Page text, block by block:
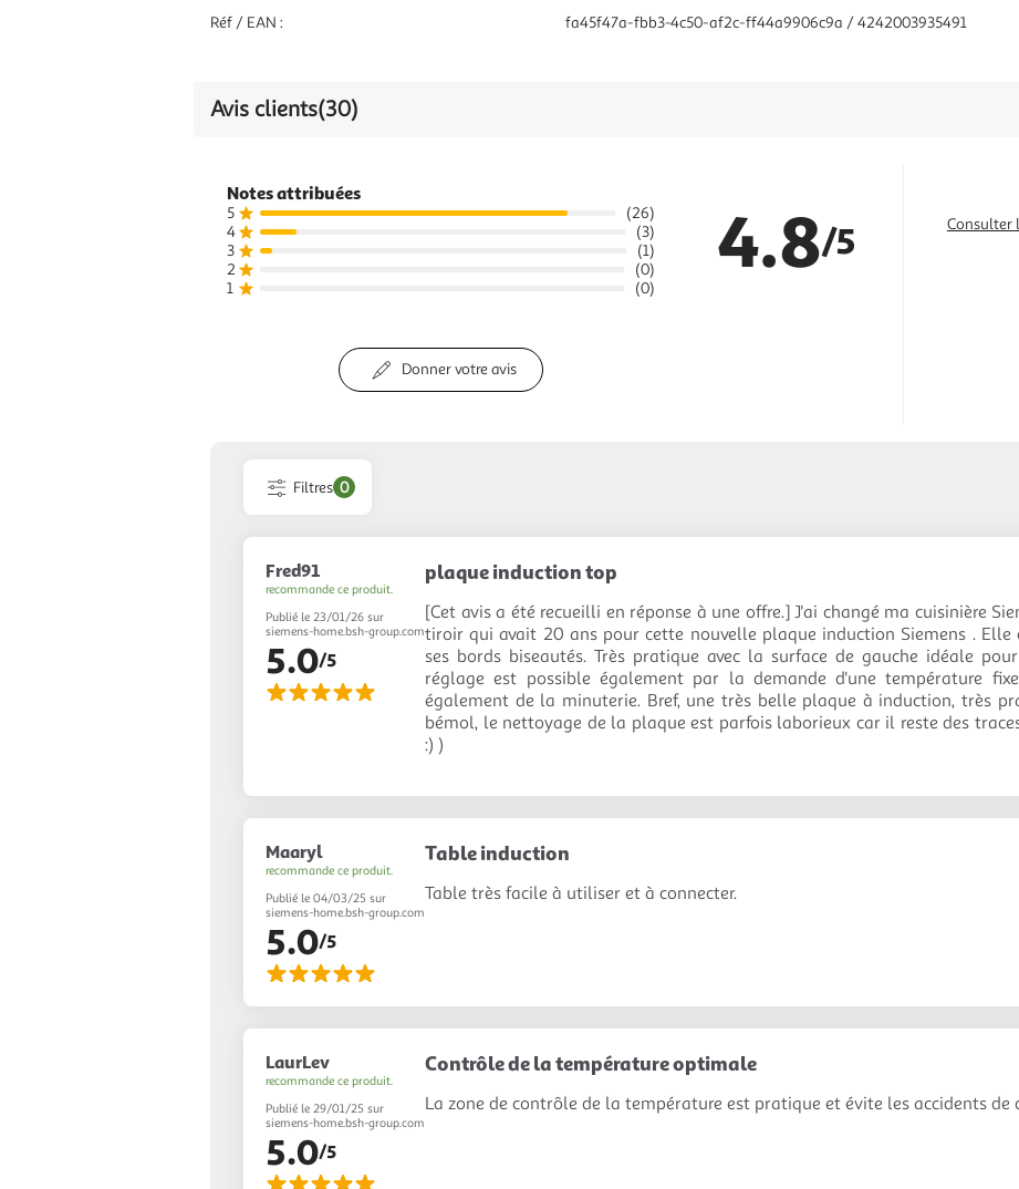
Réf / EAN : fa45f47a-fbb3-4c50-af2c-ff44a9906c9a / 4242003935491
Avis clients(30)
Notes attribuées
5
(26)
4
(3)
3
(1)
2
(0)
1
(0)
4.8/5
Donner votre avis
Consulter
Filtres 0
Fred91
recommande ce produit.
Publié le 23/01/26 sur
siemens-home.bsh-group.com
5.0/5
plaque induction top
[Cet avis a été recueilli en réponse à une offre.] J'ai changé ma cuisinière
tiroir qui avait 20 ans pour cette nouvelle plaque induction Siemens . Elle
ses bords biseautés. Très pratique avec la surface de gauche idéale
réglage est possible également par la demande d'une température
également de la minuterie. Bref, une très belle plaque à induction, très
bémol, le nettoyage de la plaque est parfois laborieux car il reste des
:) )
Maaryl
recommande ce produit.
Publié le 04/03/25 sur
siemens-home.bsh-group.com
5.0/5
Table induction
Table très facile à utiliser et à connecter.
LaurLev
recommande ce produit.
Publié le 29/01/25 sur
siemens-home.bsh-group.com
5.0/5
Contrôle de la température optimale
La zone de contrôle de la température est pratique et évite les accidents de